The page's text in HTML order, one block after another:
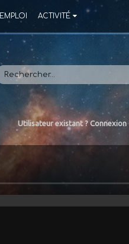
EMPLOI ACTIVITÉ
Utilisateur existant ? Connexion